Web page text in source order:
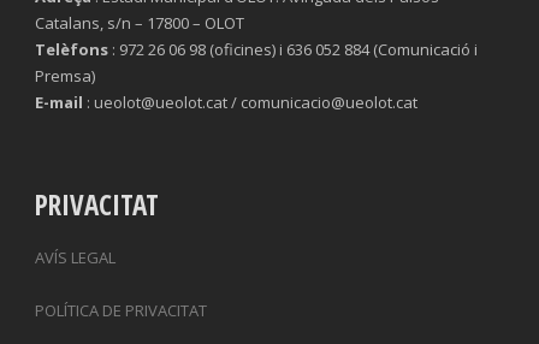
Catalans, s/n – 17800 – OLOT
Telèfons : 972 26 06 98 (oficines) i 636 052 884 (Comunicació i
Premsa)
E-mail : ueolot@ueolot.cat / comunicacio@ueolot.cat
PRIVACITAT
AVÍS LEGAL
POLÍTICA DE PRIVACITAT